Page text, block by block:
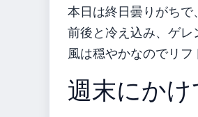
本日は終日曇りがち
前後と冷え込み、ゲレ
風は穏やかなのでリフ
週末にかけ